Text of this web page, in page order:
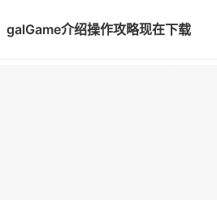
galGame介绍操作攻略现在下载